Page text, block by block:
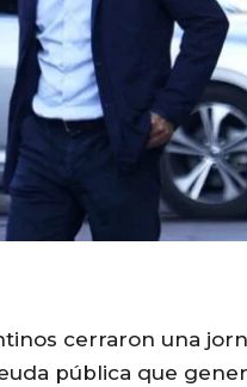
cerraron una
pública que